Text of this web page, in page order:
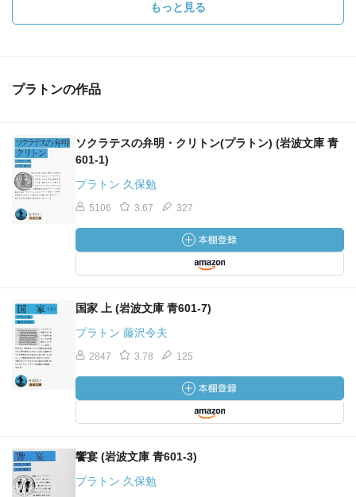
もっと見る
プラトンの作品
ソクラテスの弁明・クリトン(プラトン) (岩波文庫 青
601-1)
プラトン 久保勉
5106 3.67 327
国家 上 (岩波文庫 青601-7)
プラトン 藤沢令夫
2847 3.78 125
饗宴 (岩波文庫 青601-3)
プラトン 久保勉